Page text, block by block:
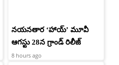
నయనతార ‘హాయ్’ మూవీ
ఆగస్టు 28న గ్రాండ్ రిలీజ్
8 hours ago